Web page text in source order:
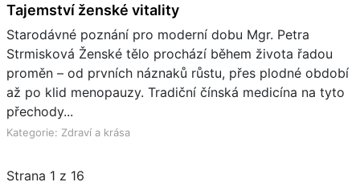
Tajemství ženské vitality
Starodávné poznání pro moderní dobu Mgr. Petra
Strmisková Ženské tělo prochází během života řadou
proměn – od prvních náznaků růstu, přes plodné období
až po klid menopauzy. Tradiční čínská medicína na tyto
přechody...
Kategorie: Zdraví a krása
Strana 1 z 16